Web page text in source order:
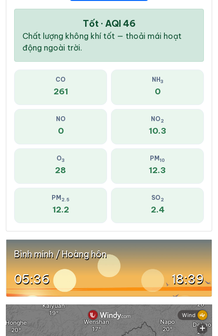
Tốt · AQI 46
Chất lượng không khí tốt — thoải mái hoạt
động ngoài trời.
CO
261
NH 3
0
NO
0
NO2
10.3
O3
28
PM 10
12.3
PM 2.5
12.2
SO2
2.4
Bình minh / Hoàng hôn
05:36 18:39